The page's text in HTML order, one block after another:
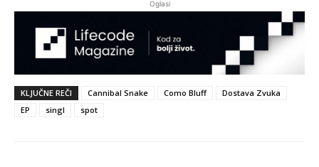
Oglasi
KLJUČNE REČI Cannibal Snake Como Bluff
Dostava Zvuka
EP
singl spot